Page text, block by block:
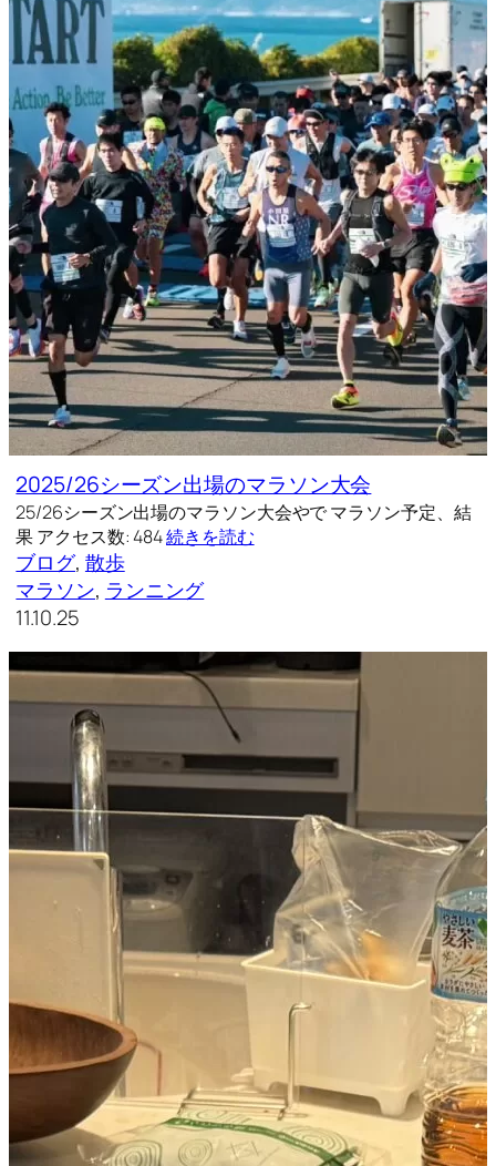
2025/26シーズン出場のマラソン大会
25/26シーズン出場のマラソン大会やで マラソン予定、結
果 アクセス数: 484続きを読む
ブログ, 散歩
マラソン, ランニング
11.10.25